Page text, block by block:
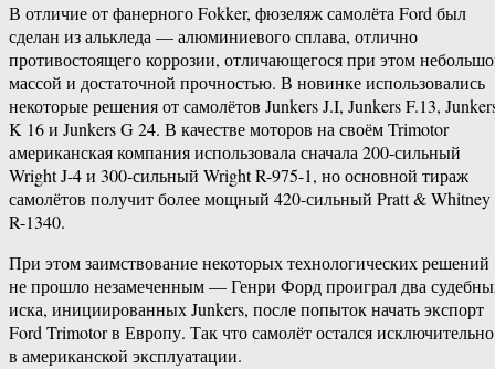
В отличие от фанерного Fokker, фюзеляж самолёта Ford был
сделан из алькледа — алюминиевого сплава, отлично
противостоящего коррозии, отличающегося при этом
массой и достаточной прочностью. В новинке использовались
некоторые решения от самолётов Junkers J.I, Junkers F.13,
K 16 и Junkers G 24. В качестве моторов на своём Trimotor
американская компания использовала сначала 200-сильный
Wright J-4 и 300-сильный Wright R-975-1, но основной тираж
самолётов получит более мощный 420-сильный Pratt & Whitney
R-1340.
При этом заимствование некоторых технологических решений
не прошло незамеченным — Генри Форд проиграл два
иска, инициированных Junkers, после попыток начать экспорт
Ford Trimotor в Европу. Так что самолёт остался исключительно
в американской эксплуатации.